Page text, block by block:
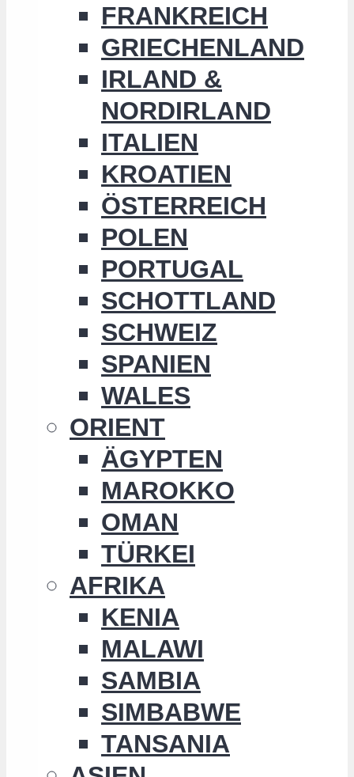
FRANKREICH
GRIECHENLAND
IRLAND &
NORDIRLAND
ITALIEN
KROATIEN
ÖSTERREICH
POLEN
PORTUGAL
SCHOTTLAND
SCHWEIZ
SPANIEN
WALES
ORIENT
ÄGYPTEN
MAROKKO
OMAN
TÜRKEI
AFRIKA
KENIA
MALAWI
SAMBIA
SIMBABWE
TANSANIA